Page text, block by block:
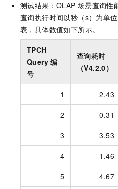
测试结果：OLAP 场景查询性
查询执行时间以秒（s）为单
表，具体数值如下所示。
TPCH
Query 编
号
查询耗时
（V4.2.0）
1 2.43
2 0.31
3 3.53
4 1.46
5 4.67